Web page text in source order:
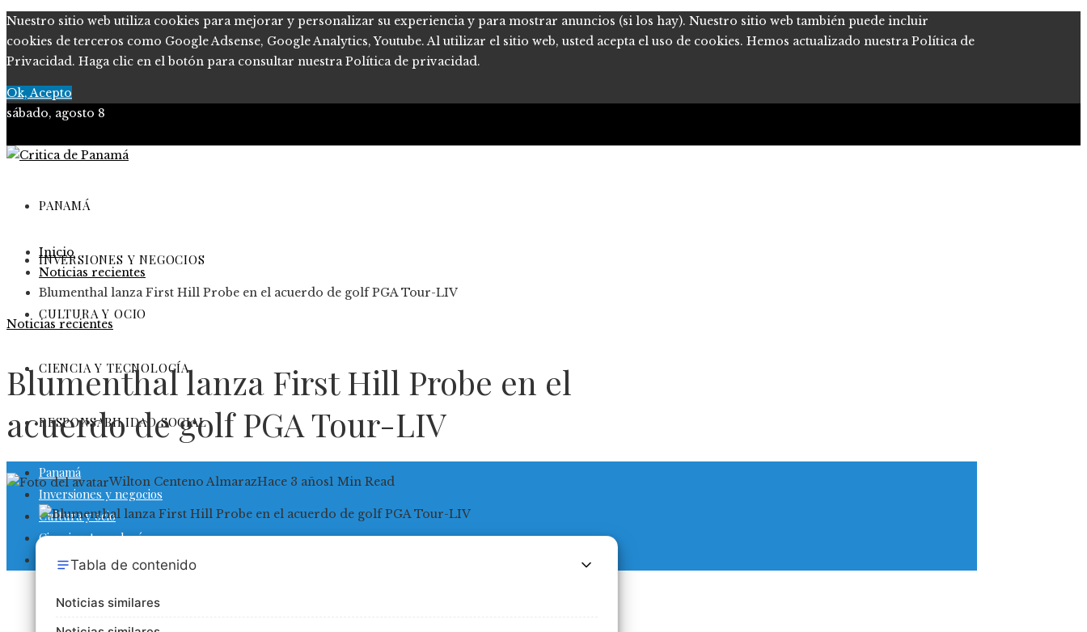
Nuestro sitio web utiliza cookies para mejorar y personalizar su experiencia y para mostrar anuncios (si los hay). Nuestro sitio web también puede incluir
cookies de terceros como Google Adsense, Google Analytics, Youtube. Al utilizar el sitio web, usted acepta el uso de cookies. Hemos actualizado nuestra Política de
Privacidad. Haga clic en el botón para consultar nuestra Política de privacidad.
Ok, Acepto
sábado, agosto 8
PANAMÁ
INVERSIONES Y NEGOCIOS
CULTURA Y OCIO
CIENCIA Y TECNOLOGÍA
RESPONSABILIDAD SOCIAL
Panamá
Inversiones y negocios
Cultura y ocio
Ciencia y tecnología
Responsabilidad social
Inicio
Noticias recientes
Blumenthal lanza First Hill Probe en el acuerdo de golf PGA Tour-LIV
Noticias recientes
Blumenthal lanza First Hill Probe en el
acuerdo de golf PGA Tour-LIV
Wilton Centeno AlmarazHace 3 años1 Min Read
Tabla de contenido
Noticias similares